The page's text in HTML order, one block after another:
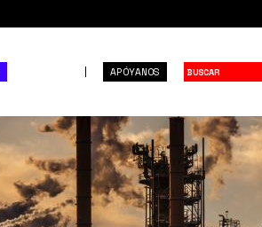
APÓYANOS